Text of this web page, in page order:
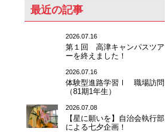
最近の記事
2026.07.16
第１回 高津キャンパスツア
ーを終えました！
2026.07.16
体験型進路学習Ⅰ 職場訪問
（81期1年生）
2026.07.08
【星に願いを】自治会執行部
による七夕企画！